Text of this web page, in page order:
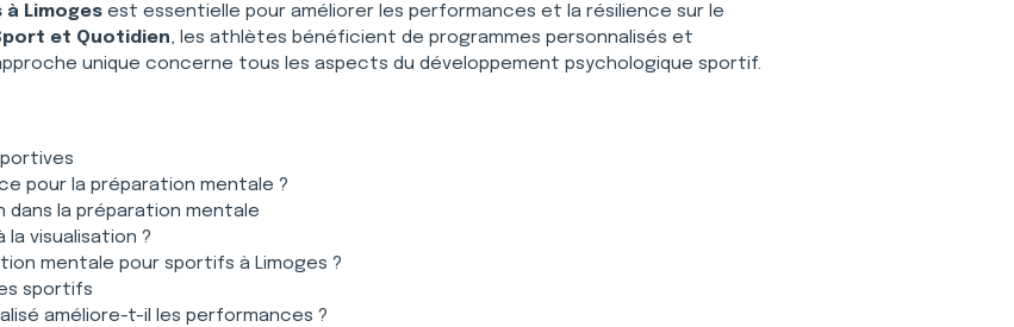
Limoges est essentielle pour améliorer les performances et la résilience sur le
et Quotidien, les athlètes bénéficient de programmes personnalisés et
unique concerne tous les aspects du développement psychologique sportif.
pour la préparation mentale ?
dans la préparation mentale
visualisation ?
mentale pour sportifs à Limoges ?
sportifs
améliore-t-il les performances ?